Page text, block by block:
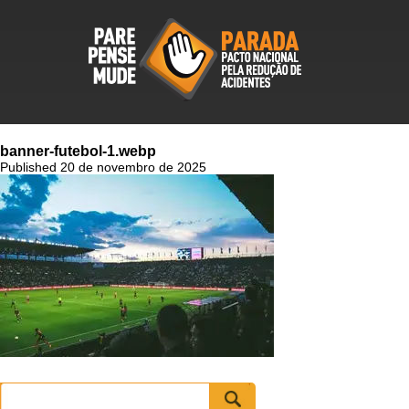
banner-futebol-1.webp
Published 20 de novembro de 2025
Pesquisar
por: